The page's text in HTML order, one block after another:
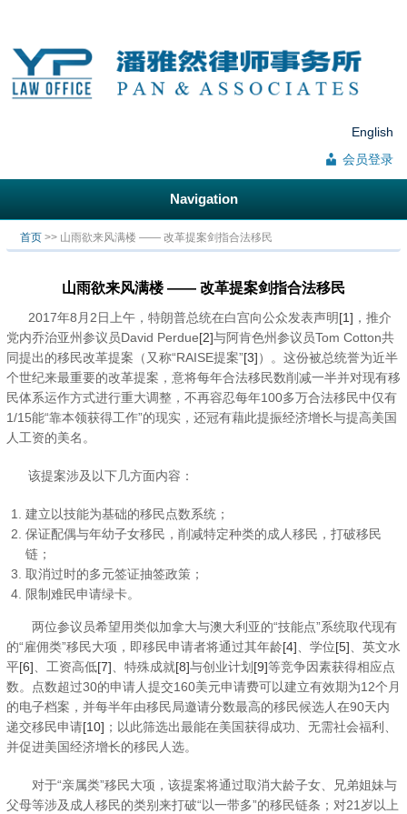
English
会员登录
Navigation
你在这里
首页 >> 山雨欲来风满楼 —— 改革提案剑指合法移民
山雨欲来风满楼 —— 改革提案剑指合法移民
2017年8月2日上午，特朗普总统在白宫向公众发表声明[1] ，推介
党内乔治亚州参议员David Perdue[2]与阿肯色州参议员Tom Cotton共
同提出的移民改革提案（又称“RAISE提案”[3]）。这份被总统誉为近半
个世纪来最重要的改革提案，意将每年合法移民数削减一半并对现有移
民体系运作方式进行重大调整，不再容忍每年100多万合法移民中仅有
1/15能“靠本领获得工作”的现实，还冠有藉此提振经济增长与提高美国
人工资的美名。
该提案涉及以下几方面内容：
建立以技能为基础的移民点数系统；
保证配偶与年幼子女移民，削减特定种类的成人移民，打破移民
链；
取消过时的多元签证抽签政策；
限制难民申请绿卡。
两位参议员希望用类似加拿大与澳大利亚的“技能点”系统取代现有
的“雇佣类”移民大项，即移民申请者将通过其年龄[4] 、学位[5] 、英文水
平[6] 、工资高低[7] 、特殊成就[8]与创业计划 [9]等竞争因素获得相应点
数。点数超过30的申请人提交160美元申请费可以建立有效期为12个月
的电子档案，并每半年由移民局邀请分数最高的移民候选人在90天内
递交移民申请[10] ；以此筛选出最能在美国获得成功、无需社会福利、
并促进美国经济增长的移民人选。
对于“亲属类”移民大项，该提案将通过取消大龄子女、兄弟姐妹与
父母等涉及成人移民的类别来打破“以一带多”的移民链条；对21岁以上